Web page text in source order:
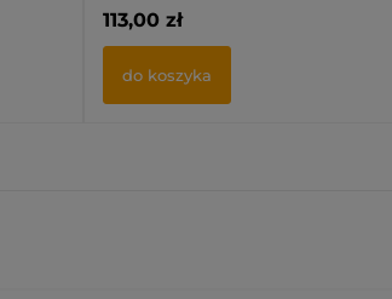
113,00 zł
do koszyka